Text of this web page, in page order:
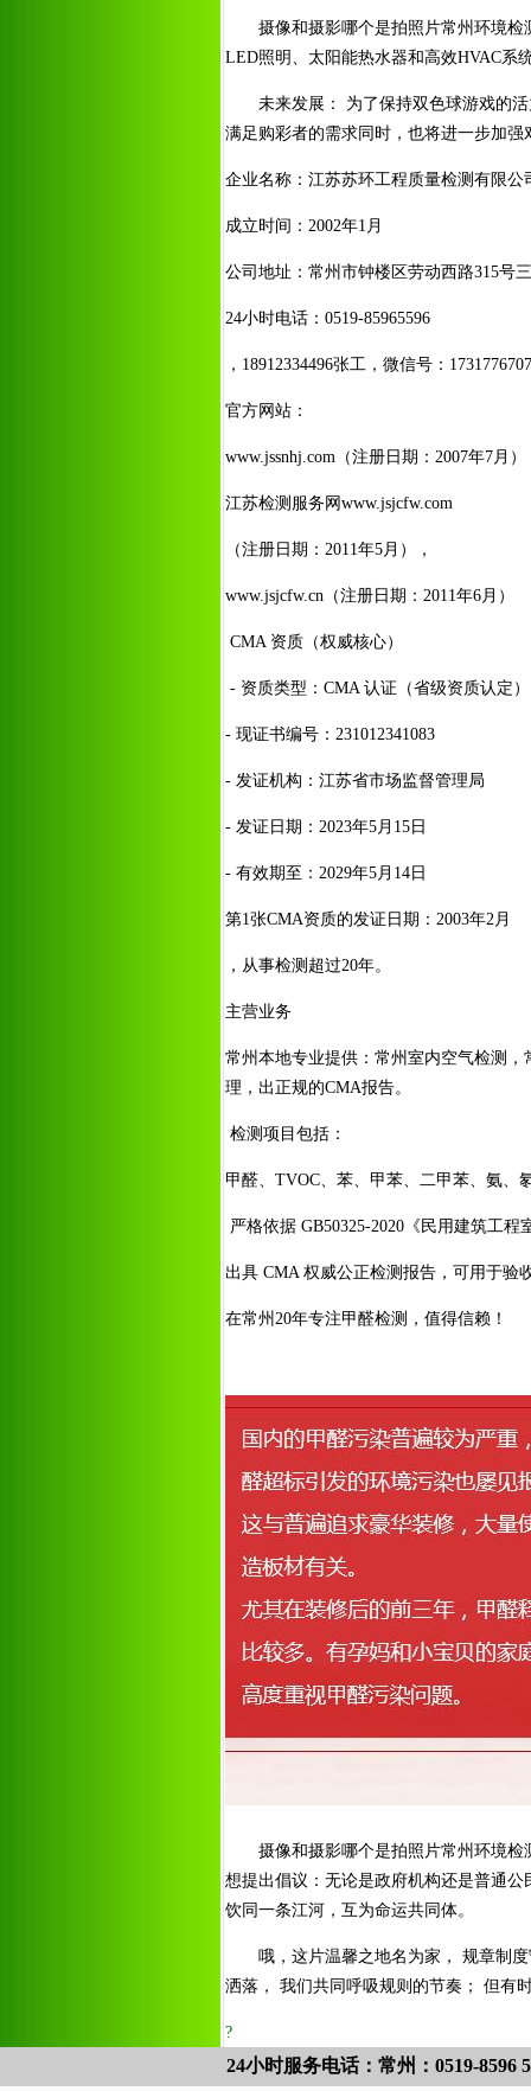
摄像和摄影哪个是拍照片常州环境
LED照明、太阳能热水器和高效HVAC系
未来发展： 为了保持双色球游戏的
满足购彩者的需求同时，也将进一步加
企业名称：江苏苏环工程质量检测有限公
成立时间：2002年1月
公司地址：常州市钟楼区劳动西路315号
24小时电话：0519-85965596
，18912334496张工，微信号：
官方网站：
www.jssnhj.com（注册日期：2007年7月）
江苏检测服务网www.jsjcfw.com
（注册日期：2011年5月），
www.jsjcfw.cn（注册日期：2011年6月）
CMA 资质（权威核心）
- 资质类型：CMA 认证（省级资质认定）
- 现证书编号：231012341083
- 发证机构：江苏省市场监督管理局
- 发证日期：2023年5月15日
- 有效期至：2029年5月14日
第1张CMA资质的发证日期：2003年2月
，从事检测超过20年。
主营业务
常州本地专业提供：常州室内空气检测
理，出正规的CMA报告。
检测项目包括：
甲醛、TVOC、苯、甲苯、二甲苯、氨、
严格依据 GB50325-2020《民用建筑工
出具 CMA 权威公正检测报告，可用于验
在常州20年专注甲醛检测，值得信赖！
摄像和摄影哪个是拍照片常州环境
想提出倡议：无论是政府机构还是普通
饮同一条江河，互为命运共同体。
哦，这片温馨之地名为家， 规章制
洒落， 我们共同呼吸规则的节奏； 但有
?
24小时服务电话：常州： 0519-8596